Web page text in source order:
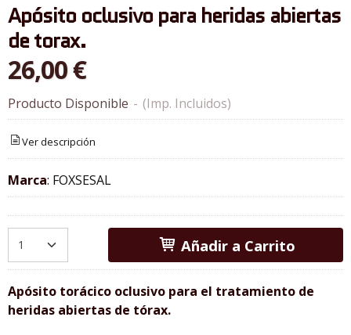
Apósito oclusivo para heridas abiertas
de torax.
26,00 €
Producto Disponible - (Imp. Incluidos)
Ver descripción
Marca: FOXSESAL
Añadir a Carrito
Apósito torácico oclusivo para el tratamiento de
heridas abiertas de tórax.